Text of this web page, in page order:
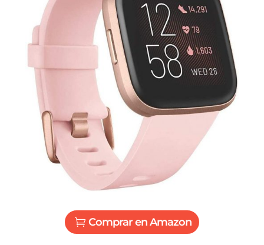
Comprar en Amazon